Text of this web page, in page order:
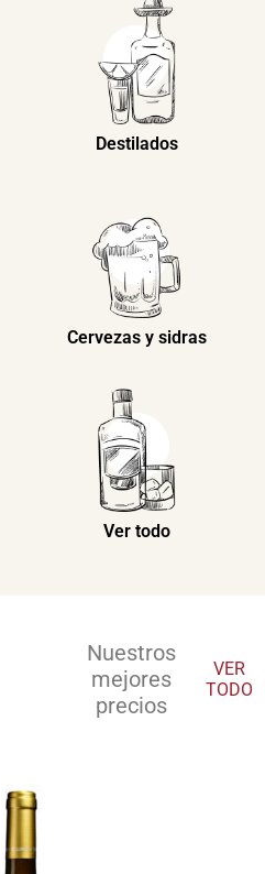
Destilados
Cervezas y sidras
Ver todo
Nuestros
mejores
precios
VER
TODO